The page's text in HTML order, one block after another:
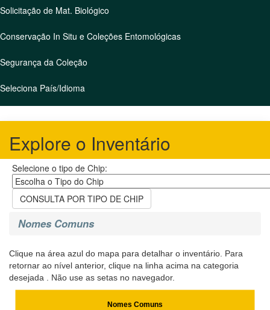
Solicitação de Mat. Biológico
Conservação In Situ e Coleções Entomológicas
Segurança da Coleção
Seleciona País/Idioma
Explore o Inventário
Selecione o tipo de Chip:
CONSULTA POR TIPO DE CHIP
Nomes Comuns
Clique na área azul do mapa para detalhar o inventário. Para
retornar ao nível anterior, clique na linha acima na categoria
desejada . Não use as setas no navegador.
Nomes Comuns